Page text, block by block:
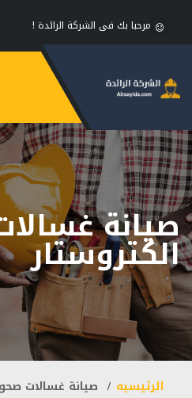
مرحبا بك فى الشركة الرائدة !
صيانة
الكتروستار
الرئيسيه صيانة غسالات